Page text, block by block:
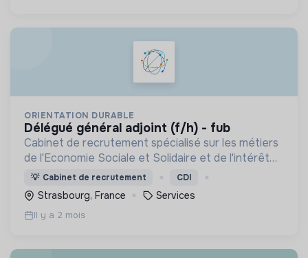
ORIENTATION DURABLE
délégué général adjoint (f/h) - fub
Cabinet de recrutement spécialisé sur les métiers
de l'Economie Sociale et Solidaire et de l'intérêt
général
💡 Cabinet de recrutement CDI
Strasbourg, France Services
Il y a 2 mois